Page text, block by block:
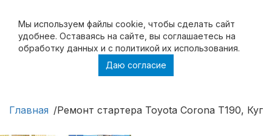
Мы используем файлы cookie, чтобы cделать сайт
удобнее. Оставаясь на сайте, вы соглашаетесь на
обработку данных и с политикой их использования.
Даю согласие
Ремонт стартера Toyota Corona T190,
Главная Ремонт стартера Toyota Corona T190,